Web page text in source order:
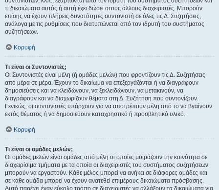
τι δικαιώματα αυτός ή αυτή έχει δώσει στους άλλους διαχειριστές. Μπορούν
επίσης να έχουν πλήρεις δυνατότητες συντονιστή σε όλες τις Δ. Συζητήσεις,
ανάλογα με τις ρυθμίσεις που διατυπώνεται από τον ιδρυτή του συστήματος
συζητήσεων.
Κορυφή
Τι είναι οι Συντονιστές;
Οι Συντονιστές είναι μέλη (ή ομάδες μελών) που φροντίζουν τις Δ. Συζητήσεις
από μέρα σε μέρα. Έχουν το δικαίωμα να επεξεργάζονται ή να διαγράφουν
δημοσιεύσεις και να κλειδώνουν, να ξεκλειδώνουν, να μετακινούν, να
διαγράφουν και να διαχωρίζουν θέματα στη Δ. Συζήτηση που συντονίζουν.
Γενικώς, οι συντονιστές υπάρχουν για να αποτρέπουν μέλη από το να βγαίνουν
εκτός θέματος ή να δημοσιεύουν καταχρηστικό ή προσβλητικό υλικό.
Κορυφή
Τι είναι οι ομάδες μελών;
Οι ομάδες μελών είναι ομάδες από μέλη οι οποίες μοιράζουν την κοινότητα σε
διαχειρίσιμα τμήματα με τα οποία οι διαχειριστές του συστήματος συζητήσεων
μπορούν να εργαστούν. Κάθε μέλος μπορεί να ανήκει σε διάφορες ομάδες και
σε κάθε ομάδα μπορεί να έχουν ανατεθεί επιμέρους δικαιώματα πρόσβασης.
Αυτό παρέχει έναν εύκολο τρόπο σε διαχειριστές να αλλάξουν τα δικαιώματα για